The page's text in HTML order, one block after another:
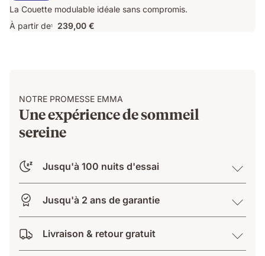
La Couette modulable idéale sans compromis.
À partir de1 239,00 €
NOTRE PROMESSE EMMA
Une expérience de sommeil
sereine
Jusqu'à 100 nuits d'essai
Jusqu'à 2 ans de garantie
Livraison & retour gratuit